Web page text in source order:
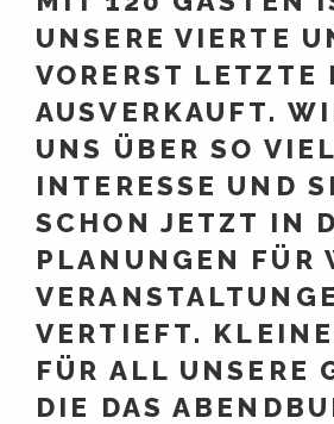
UNSERE VIERTE
VORERST LETZTE
AUSVERKAUFT.
UNS ÜBER SO VIEL
INTERESSE UND
SCHON JETZT IN
PLANUNGEN FÜR
VERTIEFT.
FÜR ALL UNSERE
DIE DAS